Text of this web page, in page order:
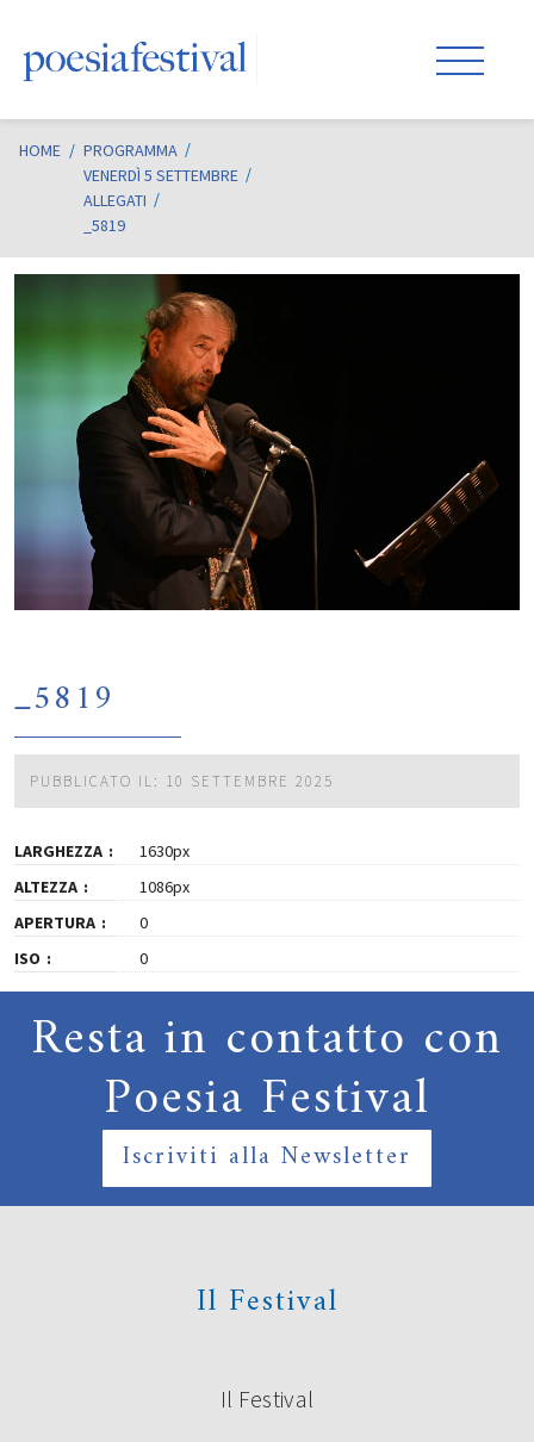
HOME / PROGRAMMA
VENERDÌ 5 SETTEMBRE
ALLEGATI
_5819
_5819
PUBBLICATO IL: 10 SETTEMBRE 2025
LARGHEZZA
1630px
ALTEZZA
1086px
APERTURA
0
ISO
0
Resta in contatto con
Poesia Festival
Iscriviti alla Newsletter
Il Festival
Il Festival